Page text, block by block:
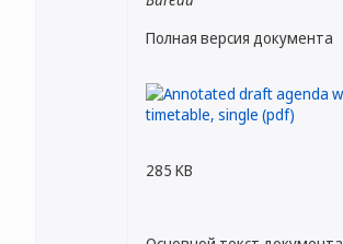
Полная версия документа
285 KB